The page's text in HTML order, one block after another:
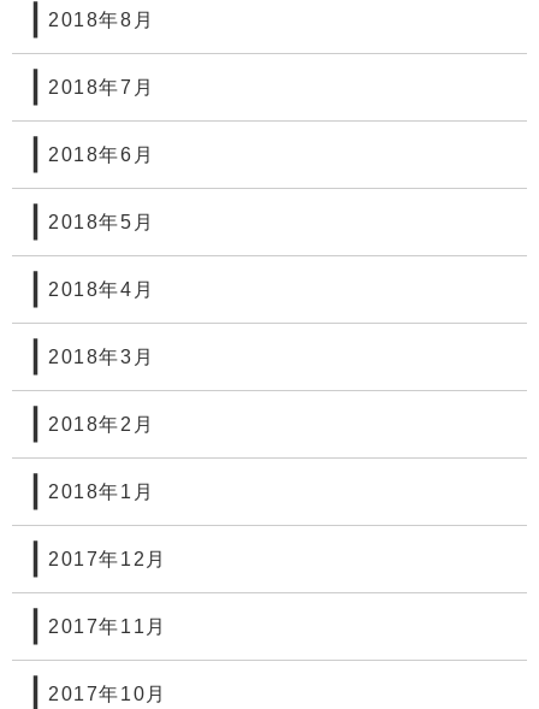
2018年8月
2018年7月
2018年6月
2018年5月
2018年4月
2018年3月
2018年2月
2018年1月
2017年12月
2017年11月
2017年10月